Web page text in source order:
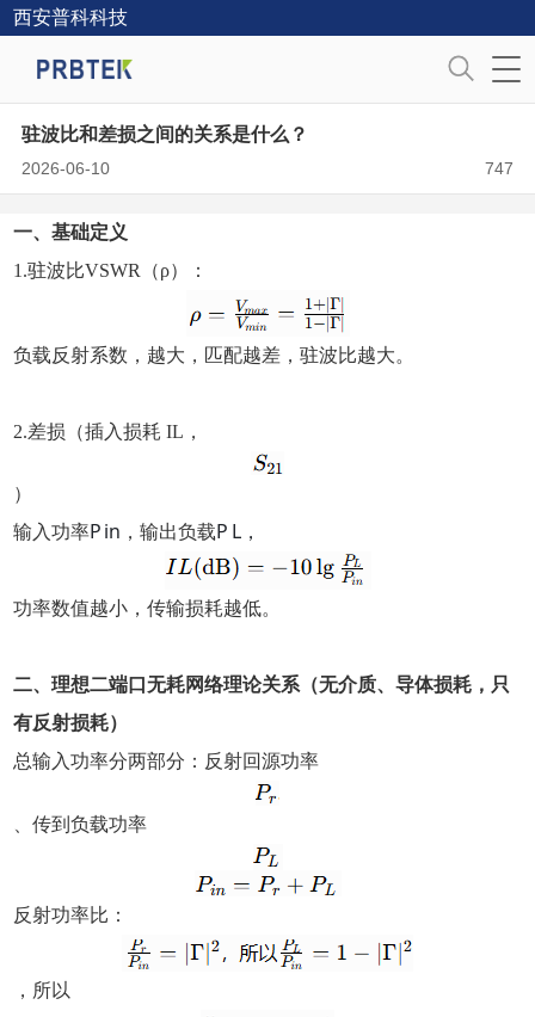
西安普科科技
驻波比和差损之间的关系是什么？
2026-06-10 747
一、基础定义
1.驻波比VSWR（ρ）：
负载反射系数，越大，匹配越差，驻波比越大。
2.差损（插入损耗 IL，
）
输入功率Pin ，输出负载P L，
功率数值越小，传输损耗越低。
二、理想二端口无耗网络理论关系（无介质、导体损耗，只
有反射损耗）
总输入功率分两部分：反射回源功率
、传到负载功率
反射功率比：
，所以